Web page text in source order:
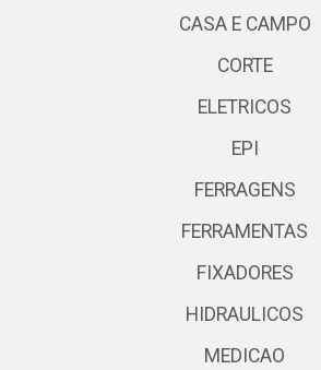
CASA E CAMPO
CORTE
ELETRICOS
EPI
FERRAGENS
FERRAMENTAS
FIXADORES
HIDRAULICOS
MEDICAO